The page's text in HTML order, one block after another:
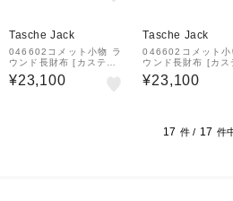
Tasche Jack
046602コメット小物 ラ
ウンド長財布 [カステル
バジャック][CASTELBA
JAC]
¥23,100
Tasche Jack
046602コメット小
ウンド長財布 [カス
バジャック
JAC]
¥23,100
17 件 / 17 件